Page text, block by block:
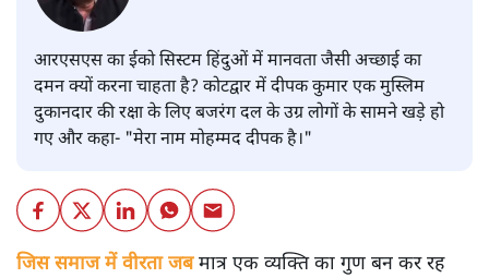
आरएसएस का ईको सिस्टम हिंदुओं में मानवता जैसी अच्छाई का
दमन क्यों करना चाहता है? कोटद्वार में दीपक कुमार एक मुस्लिम
दुकानदार की रक्षा के लिए बजरंग दल के उग्र लोगों के सामने खड़े हो
गए और कहा- "मेरा नाम मोहम्मद दीपक है।"
जिस समाज में वीरता जबमात्र एक व्यक्ति का गुण बन कर रह